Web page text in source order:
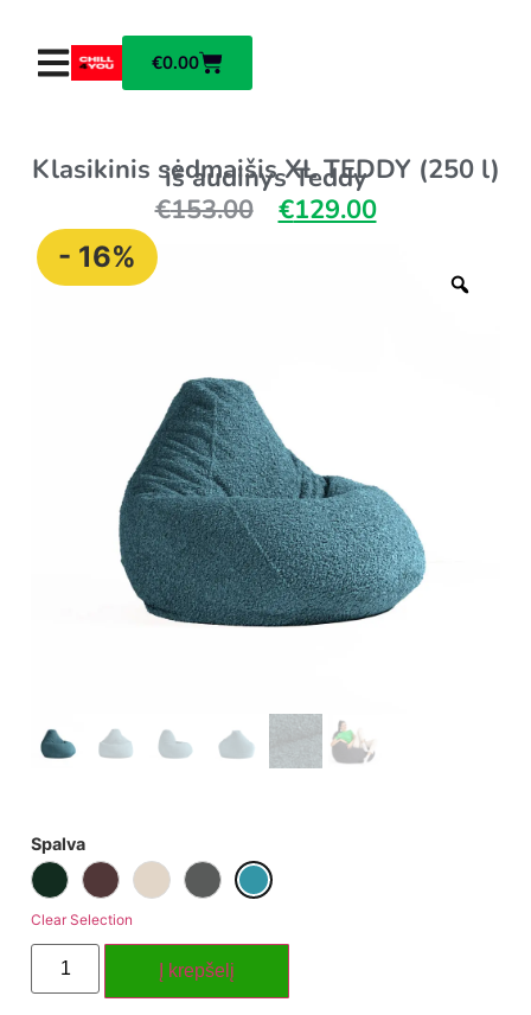
€0.00
Klasikinis sėdmaišis XL TEDDY (250 l)
iš audinys Teddy
€153.00 €129.00
- 16%
Spalva
Clear Selection
Į krepšelį